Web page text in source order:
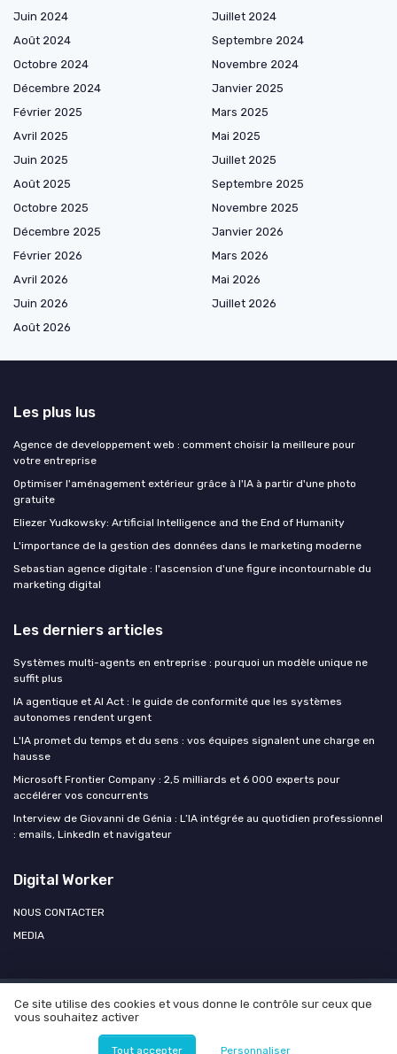
Juin 2024
Juillet 2024
Août 2024
Septembre 2024
Octobre 2024
Novembre 2024
Décembre 2024
Janvier 2025
Février 2025
Mars 2025
Avril 2025
Mai 2025
Juin 2025
Juillet 2025
Août 2025
Septembre 2025
Octobre 2025
Novembre 2025
Décembre 2025
Janvier 2026
Février 2026
Mars 2026
Avril 2026
Mai 2026
Juin 2026
Juillet 2026
Août 2026
Les plus lus
Agence de developpement web : comment choisir la meilleure pour
votre entreprise
Optimiser l'aménagement extérieur grâce à l'IA à partir d'une photo
gratuite
Eliezer Yudkowsky: Artificial Intelligence and the End of Humanity
L'importance de la gestion des données dans le marketing moderne
Sebastian agence digitale : l'ascension d'une figure incontournable du
marketing digital
Les derniers articles
Systèmes multi-agents en entreprise : pourquoi un modèle unique ne
suffit plus
IA agentique et AI Act : le guide de conformité que les systèmes
autonomes rendent urgent
L'IA promet du temps et du sens : vos équipes signalent une charge en
hausse
Microsoft Frontier Company : 2,5 milliards et 6 000 experts pour
accélérer vos concurrents
Interview de Giovanni de Génia : L’IA intégrée au quotidien professionnel
: emails, LinkedIn et navigateur
Digital Worker
NOUS CONTACTER
MEDIA
Mentions légales Politique de confidentialité
Agence OPEN
© Digital Worker 2026
Ce site utilise des cookies et vous donne le contrôle sur ceux que
vous souhaitez activer
Tout accepter Personnaliser